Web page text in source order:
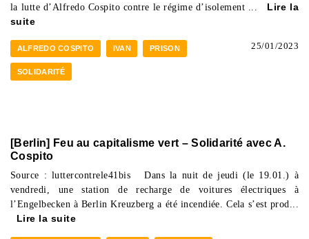
la lutte d’Alfredo Cospito contre le régime d’isolement ... Lire la
suite
25/01/2023
ALFREDO COSPITO IVAN PRISON
SOLIDARITÉ
[Berlin] Feu au capitalisme vert – Solidarité avec A.
Cospito
Source : luttercontrele41bis Dans la nuit de jeudi (le 19.01.) à
vendredi, une station de recharge de voitures électriques à
l’Engelbecken à Berlin Kreuzberg a été incendiée. Cela s’est prod...
Lire la suite